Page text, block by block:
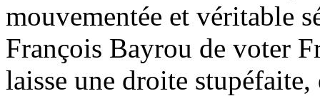
mouvementée et véritable
François Bayrou de voter
laisse une droite